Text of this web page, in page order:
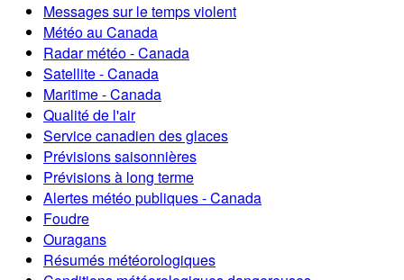
Messages sur le temps violent
Météo au Canada
Radar météo - Canada
Satellite - Canada
Maritime - Canada
Qualité de l'air
Service canadien des glaces
Prévisions saisonnières
Prévisions à long terme
Alertes météo publiques - Canada
Foudre
Ouragans
Résumés météorologiques